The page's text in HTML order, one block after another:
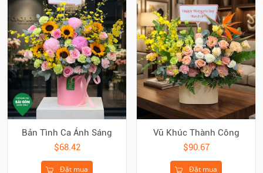
Bản Tình Ca Ánh Sáng
$68.42
Đặt mua
Vũ Khúc Thành Công
$90.67
Đặt mua